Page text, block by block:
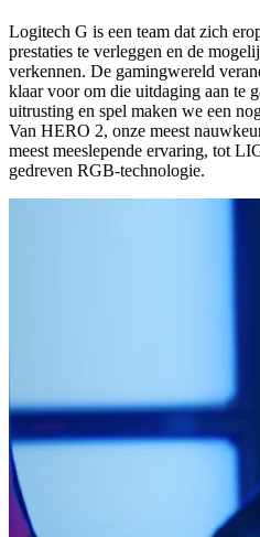
Logitech G is een team dat zich
prestaties te verleggen en de
verkennen. De gamingwereld
klaar voor om die uitdaging aan te
uitrusting en spel maken we een
Van HERO 2, onze meest
meest meeslepende ervaring, tot
gedreven RGB-technologie.